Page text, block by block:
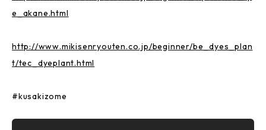
e_akane.html
http://www.mikisenryouten.co.jp/beginner/be_dyes_plan
t/tec_dyeplant.html
#kusakizome